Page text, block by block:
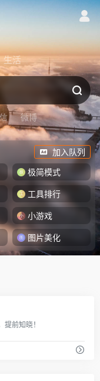
生活
微博
加入队列
极简模式
工具排行
小游戏
图片美化
前知晓！